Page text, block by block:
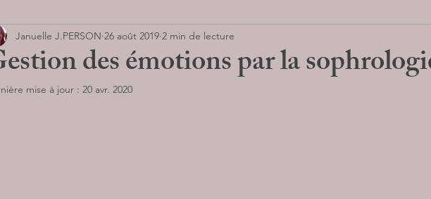
Enfants Sport et santé Notre association
des peurs Adultes
des émotions par la
Januelle J.PERSON 26 août 2019 2 min de lecture
mise à jour : 20 avr. 2020